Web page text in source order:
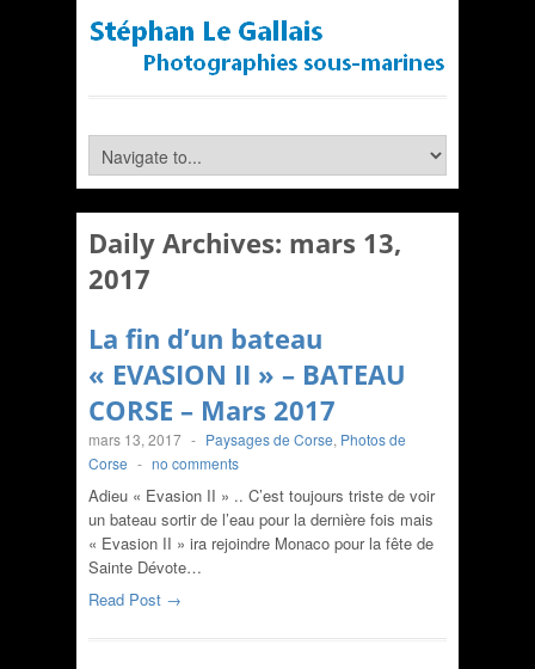
Daily Archives: mars 13,
2017
La fin d’un bateau
« EVASION II » – BATEAU
CORSE – Mars 2017
mars 13, 2017 - Paysages de Corse, Photos de
Corse - no comments
Adieu « Evasion II » .. C’est toujours triste de voir
un bateau sortir de l’eau pour la dernière fois mais
« Evasion II » ira rejoindre Monaco pour la fête de
Sainte Dévote…
Read Post →